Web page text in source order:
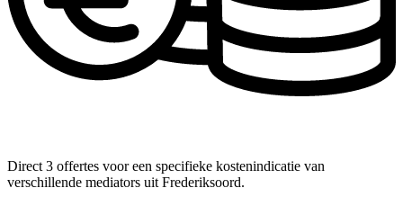
Direct 3 offertes voor een specifieke kostenindicatie van
verschillende mediators uit Frederiksoord.